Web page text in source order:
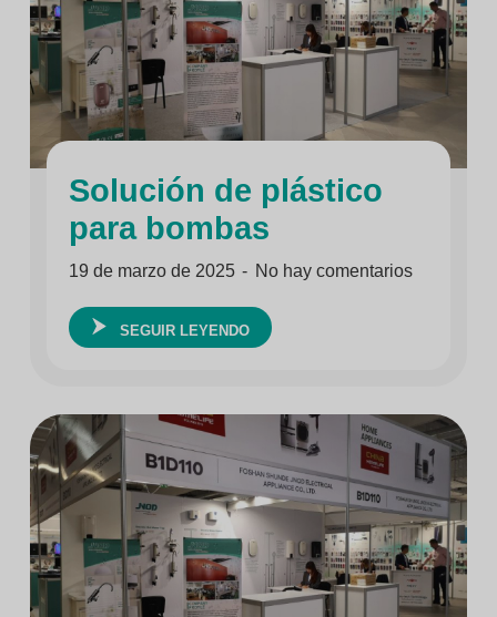
Solución de plástico
para bombas
19 de marzo de 2025 No hay comentarios
SEGUIR LEYENDO